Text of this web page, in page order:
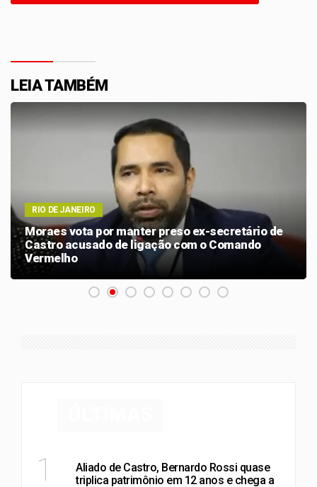
LEIA TAMBÉM
RIO DE JANEIRO
Moraes vota por manter preso ex-secretário de
Castro acusado de ligação com o Comando
Vermelho
1
Aliado de Castro, Bernardo Rossi quase
triplica patrimônio em 12 anos e chega a